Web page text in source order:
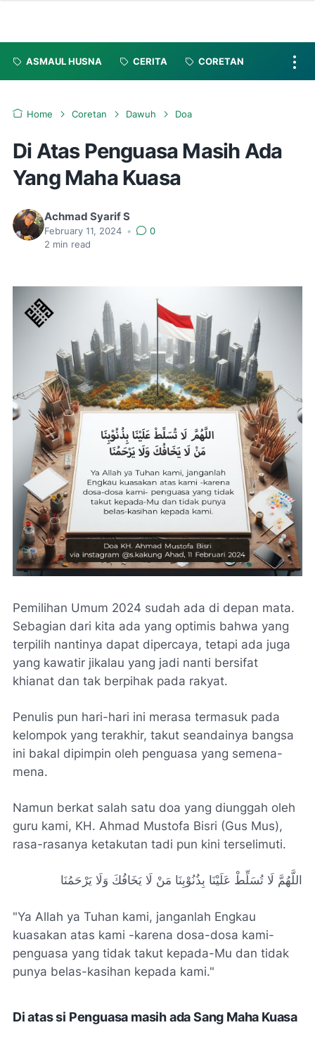
ASMAUL HUSNA CERITA CORETAN
Home Coretan Dawuh Doa
Di Atas Penguasa Masih Ada
Yang Maha Kuasa
Achmad Syarif S
February 11, 2024 •
0
2 min read
Pemilihan Umum 2024 sudah ada di depan mata.
Sebagian dari kita ada yang optimis bahwa yang
terpilih nantinya dapat dipercaya, tetapi ada juga
yang kawatir jikalau yang jadi nanti bersifat
khianat dan tak berpihak pada rakyat.
Penulis pun hari-hari ini merasa termasuk pada
kelompok yang terakhir, takut seandainya bangsa
ini bakal dipimpin oleh penguasa yang semena-
mena.
Namun berkat salah satu doa yang diunggah oleh
guru kami, KH. Ahmad Mustofa Bisri (Gus Mus),
rasa-rasanya ketakutan tadi pun kini terselimuti.
اللَّهُمَّ لَا تُسَلِّطْ عَلَيْنَا بِذُنُوْبِنَا مَنْ لَا يَخَافُكَ وَلَا يَرْحَمُنَا
"Ya Allah ya Tuhan kami, janganlah Engkau
kuasakan atas kami -karena dosa-dosa kami-
penguasa yang tidak takut kepada-Mu dan tidak
punya belas-kasihan kepada kami."
Di atas si Penguasa masih ada Sang Maha Kuasa